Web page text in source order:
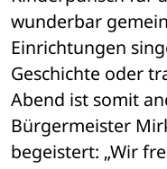
wunderbar
Einrichtungen
Geschichte oder
Abend ist somit
Bürgermeister
begeistert: „Wir